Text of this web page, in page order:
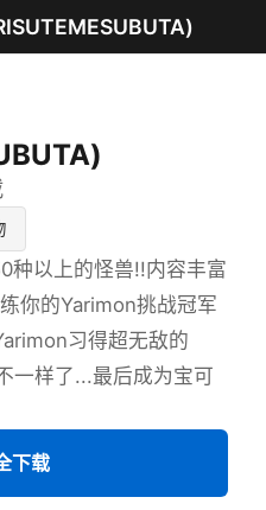
种以上的怪兽!!内容丰富
你的Yarimon挑战冠军
习得超无敌的
一样了...最后成为宝可
下载